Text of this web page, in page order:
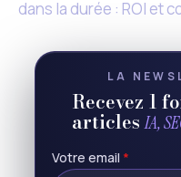
dans la durée : ROI et
LA
Recevez 1
articlesIA,
Votre email *